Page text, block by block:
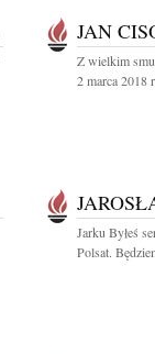
JAN
Z wielkim
2 marca 2018
Jarku Byłeś
Polsat.